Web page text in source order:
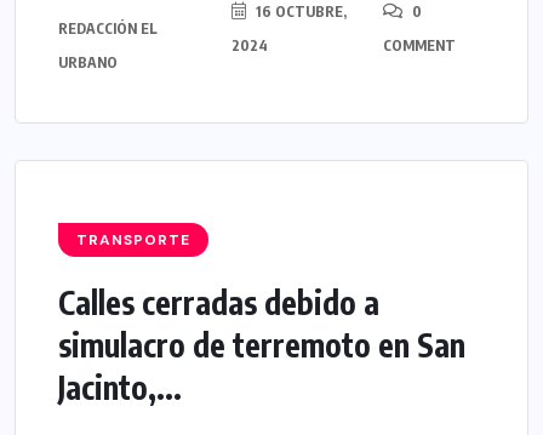
REDACCIÓN EL
URBANO
16 OCTUBRE,
2024
0
COMMENT
TRANSPORTE
Calles cerradas debido a
simulacro de terremoto en San
Jacinto,...